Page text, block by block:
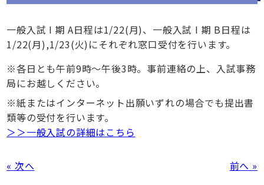
一般入試 I 期 A日程は1/22(月)、一般入試 I 期 B日程は
1/22(月),1/23(火)にそれぞれ窓口受付を行います。
※各日とも午前9時～午後3時。事前連絡の上、入試事務
局にお越しください。
※紙またはインターネット出願いずれの場合でも提出書
類等の受付を行います。
＞＞一般入試の詳細はこちら
« 次へ 前へ »